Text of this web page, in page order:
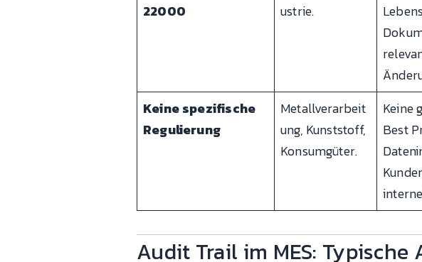
22000
ustrie.
Keine spezifische
Regulierung
Metallverarbeit
ung, Kunststoff,
Konsumgüter.
Keine
Best
Audit Trail im MES: